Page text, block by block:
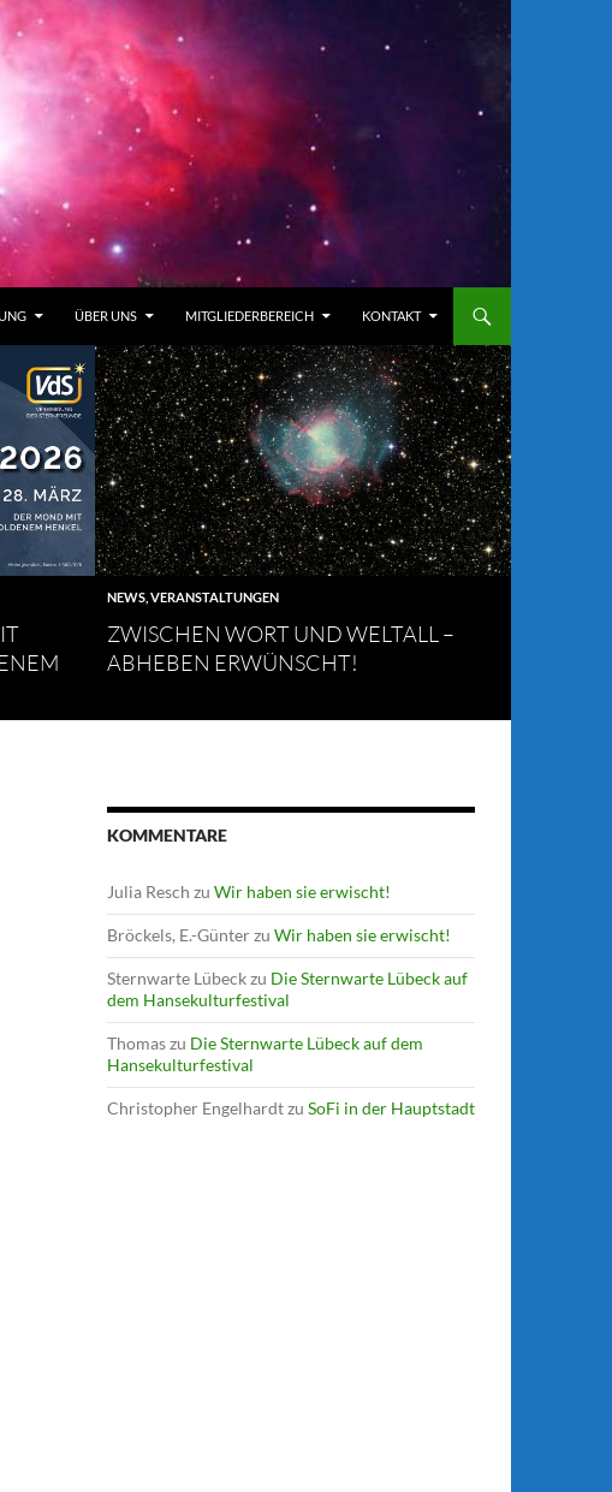
ÜBER UNS MITGLIEDERBEREICH KONTAKT
NEWS VERANSTALTUNGEN
ZWISCHEN WORT UND WELTALL –
ABHEBEN ERWÜNSCHT!
KOMMENTARE
Julia Resch zu Wir haben sie erwischt!
Bröckels, E.-Günterzu Wir haben sie erwischt!
Sternwarte Lübeckzu Die Sternwarte Lübeck auf
dem Hansekulturfestival
Thomaszu Die Sternwarte Lübeck auf dem
Hansekulturfestival
Christopher Engelhardtzu SoFi in der Hauptstadt